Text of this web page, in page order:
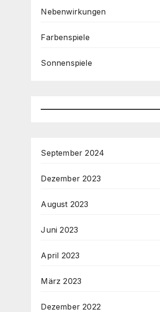
Nebenwirkungen
Farbenspiele
Sonnenspiele
September 2024
Dezember 2023
August 2023
Juni 2023
April 2023
März 2023
Dezember 2022